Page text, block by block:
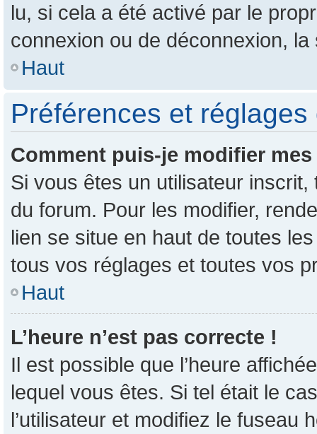
lu, si cela a été activé par le
connexion ou de déconnexion,
Haut
Préférences et
Comment puis-je modifier
Si vous êtes un utilisateur
du forum. Pour les modifier,
lien se situe en haut de toutes
tous vos réglages et toutes vos
Haut
L’heure n’est pas correcte !
Il est possible que l’heure
lequel vous êtes. Si tel était le
l’utilisateur et modifiez le fuseau